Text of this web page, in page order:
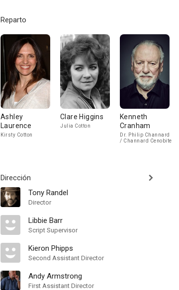
Reparto
Ashley
Laurence
Kirsty Cotton
Clare Higgins
Julia Cotton
Kenneth
Cranham
Dr. Philip Channard
/ Channard Cenobite
Dirección
Tony Randel
Director
Libbie Barr
Script Supervisor
Kieron Phipps
Second Assistant Director
Andy Armstrong
First Assistant Director